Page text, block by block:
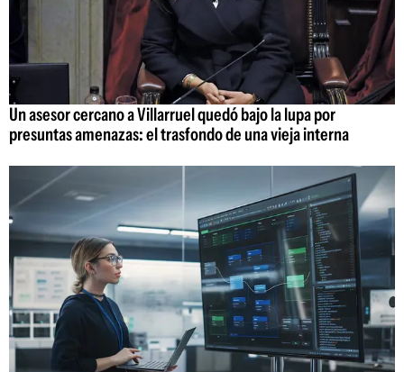
Un asesor cercano a Villarruel quedó bajo la lupa por
presuntas amenazas: el trasfondo de una vieja interna